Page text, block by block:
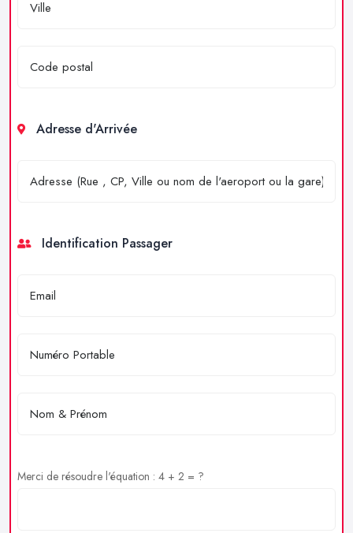
Adresse d'Arrivée
Identification Passager
Merci de résoudre l'équation : 4 + 2 = ?